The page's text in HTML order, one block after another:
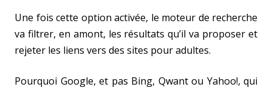
Une fois cette option activée, le moteur de recherche
va filtrer, en amont, les résultats qu’il va proposer et
rejeter les liens vers des sites pour adultes.
Pourquoi Google, et pas Bing, Qwant ou Yahoo!, qui